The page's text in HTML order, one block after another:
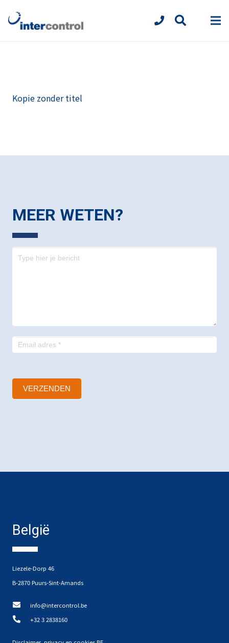
Kopie zonder titel
MEER WETEN?
Contact
VERZENDEN
België
Liezele-Dorp 46
B-2870 Puurs-Sint-Amands
info@intercontrol.be
+32 3 2838160